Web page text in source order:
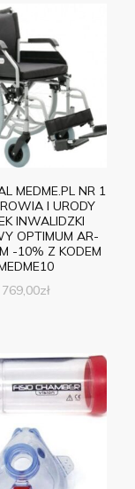
MEDME.PL NR 1
I URODY
INWALIDZKI
OPTIMUM AR-
-10% Z KODEM
769,00zł